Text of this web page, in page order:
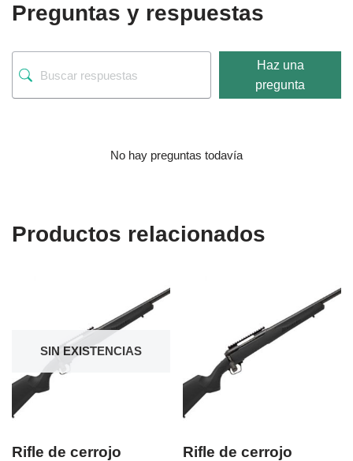
Preguntas y respuestas
Haz una
pregunta
No hay preguntas todavía
Productos relacionados
SIN EXISTENCIAS
Rifle de cerrojo
Rifle de cerrojo